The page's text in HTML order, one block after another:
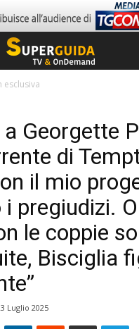
esclusiva
Georgette
di
il mio
pregiudizi.
le coppie
Bisciglia
Luglio 2025